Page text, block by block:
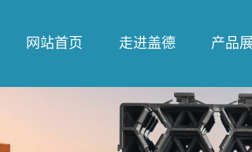
网站首页 走进盖德 产品